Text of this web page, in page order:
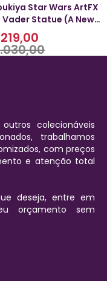
Star Wars ArtFX
Statue (A New
colecionáveis
trabalhamos
com preços
e atenção total
deseja, entre em
orçamento sem